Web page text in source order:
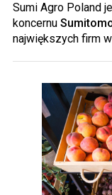
Sumi Agro Poland
koncernu
największych firm